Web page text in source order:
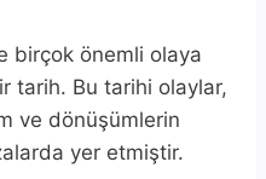
birçok önemli olaya
tarih. Bu tarihi olaylar,
ve dönüşümlerin
yer etmiştir.